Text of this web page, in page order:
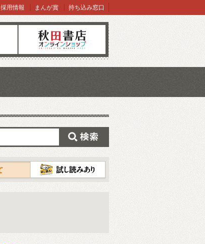
オンラインショップ
採用情報 まんが賞 持ち込み窓口